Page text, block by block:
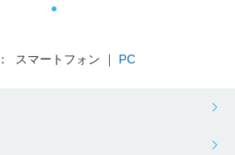
スマートフォン ｜ PC